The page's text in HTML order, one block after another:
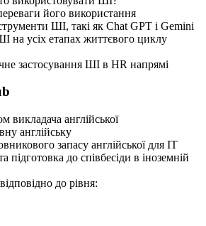
його використання
ШІ, такі як Chat GPT і Gemini
на усіх етапах життєвого циклу
застосування ШІ в HR напрямі
викладача англійської
англійську
запасу англійської для ІТ
до співбесіди в іноземній
до рівня: